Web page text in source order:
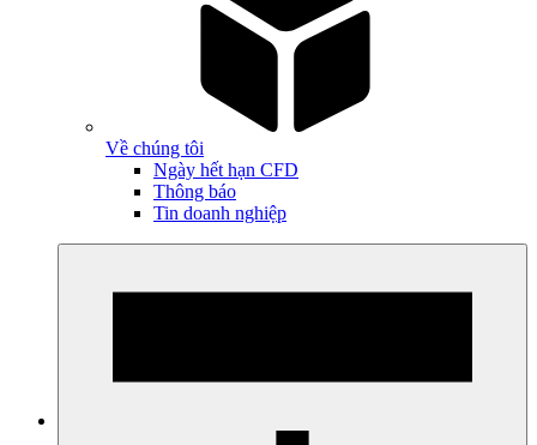
Về chúng tôi
Ngày hết hạn CFD
Thông báo
Tin doanh nghiệp